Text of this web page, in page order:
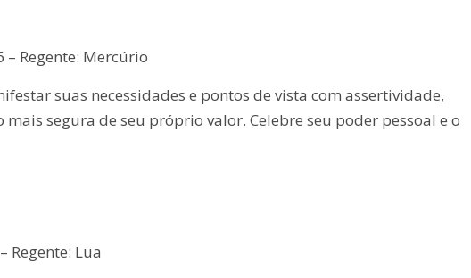
– Regente: Mercúrio
suas necessidades e pontos de vista com assertividade,
mais segura de seu próprio valor. Celebre seu poder pessoal e o
Regente: Lua